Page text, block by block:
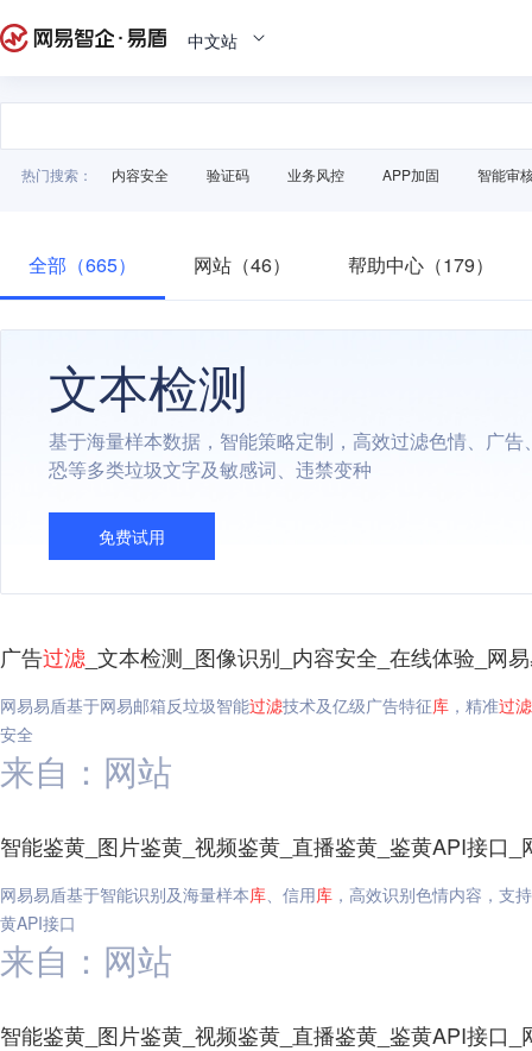
中文站
热门搜索： 内容安全 验证码 业务风控 APP加固 智能审
全部（665） 网站（46） 帮助中心（179）
文本检测
基于海量样本数据，智能策略定制，高效过滤色情、广告
恐等多类垃圾文字及敏感词、违禁变种
免费试用
广告过滤 _文本检测_图像识别_内容安全_在线体验_网
网易易盾基于网易邮箱反垃圾智能过滤技术及亿级广告特征库 ，精准过滤
安全
来自：网站
智能鉴黄_图片鉴黄_视频鉴黄_直播鉴黄_鉴黄API接口_
网易易盾基于智能识别及海量样本库、信用库 ，高效识别色情内容，支
黄API接口
来自：网站
智能鉴黄_图片鉴黄_视频鉴黄_直播鉴黄_鉴黄API接口_